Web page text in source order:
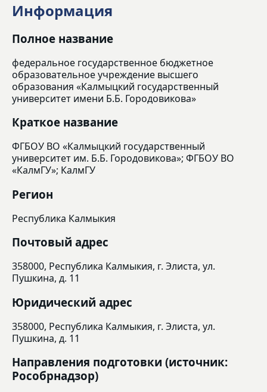
Информация
Полное название
федеральное государственное бюджетное
образовательное учреждение высшего
образования «Калмыцкий государственный
университет имени Б.Б. Городовикова»
Краткое название
ФГБОУ ВО «Калмыцкий государственный
университет им. Б.Б. Городовикова»; ФГБОУ ВО
«КалмГУ»; КалмГУ
Регион
Республика Калмыкия
Почтовый адрес
358000, Республика Калмыкия, г. Элиста, ул.
Пушкина, д. 11
Юридический адрес
358000, Республика Калмыкия, г. Элиста, ул.
Пушкина, д. 11
Направления подготовки (источник:
Рособрнадзор)